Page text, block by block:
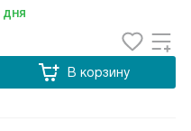
дня
В корзину